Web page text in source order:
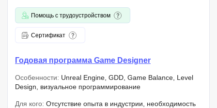
Помощь с трудоустройством
Сертификат
Годовая программа Game Designer
Особенности: Unreal Engine, GDD, Game Balance, Level
Design, визуальное программирование
Для кого: Отсутствие опыта в индустрии, необходимость